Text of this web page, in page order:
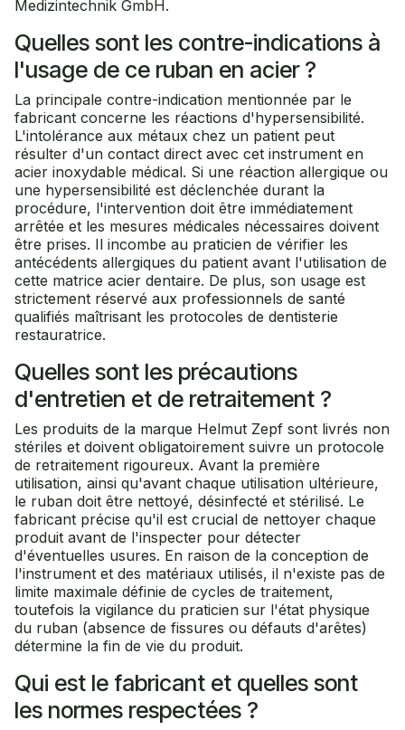
Medizintechnik GmbH.
Quelles sont les contre-indications à
l'usage de ce ruban en acier ?
La principale contre-indication mentionnée par le
fabricant concerne les réactions d'hypersensibilité.
L'intolérance aux métaux chez un patient peut
résulter d'un contact direct avec cet instrument en
acier inoxydable médical. Si une réaction allergique ou
une hypersensibilité est déclenchée durant la
procédure, l'intervention doit être immédiatement
arrêtée et les mesures médicales nécessaires doivent
être prises. Il incombe au praticien de vérifier les
antécédents allergiques du patient avant l'utilisation de
cette matrice acier dentaire. De plus, son usage est
strictement réservé aux professionnels de santé
qualifiés maîtrisant les protocoles de dentisterie
restauratrice.
Quelles sont les précautions
d'entretien et de retraitement ?
Les produits de la marque Helmut Zepf sont livrés non
stériles et doivent obligatoirement suivre un protocole
de retraitement rigoureux. Avant la première
utilisation, ainsi qu'avant chaque utilisation ultérieure,
le ruban doit être nettoyé, désinfecté et stérilisé. Le
fabricant précise qu'il est crucial de nettoyer chaque
produit avant de l'inspecter pour détecter
d'éventuelles usures. En raison de la conception de
l'instrument et des matériaux utilisés, il n'existe pas de
limite maximale définie de cycles de traitement,
toutefois la vigilance du praticien sur l'état physique
du ruban (absence de fissures ou défauts d'arêtes)
détermine la fin de vie du produit.
Qui est le fabricant et quelles sont
les normes respectées ?